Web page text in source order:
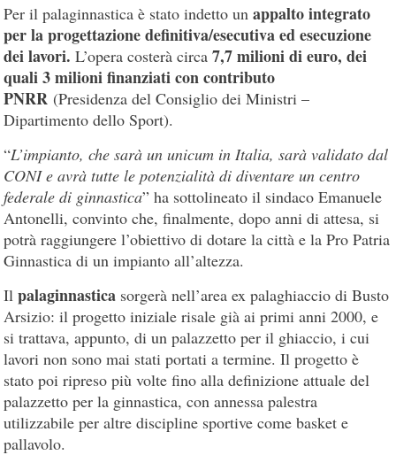
Per il palaginnastica è stato indetto unappalto integrato
per la progettazione definitiva/esecutiva ed esecuzione
dei lavori.L’opera costerà circa7,7 milioni di euro, dei
quali 3 milioni finanziati con contributo
PNRR (Presidenza del Consiglio dei Ministri –
Dipartimento dello Sport).
“L’impianto, che sarà un unicum in Italia, sarà validato dal
CONI e avrà tutte le potenzialità di diventare un centro
federale di ginnastica” ha sottolineato il sindaco Emanuele
Antonelli, convinto che, finalmente, dopo anni di attesa, si
potrà raggiungere l’obiettivo di dotare la città e la Pro Patria
Ginnastica di un impianto all’altezza.
Ilpalaginnastica sorgerà nell’area ex palaghiaccio di Busto
Arsizio: il progetto iniziale risale già ai primi anni 2000, e
si trattava, appunto, di un palazzetto per il ghiaccio, i cui
lavori non sono mai stati portati a termine. Il progetto è
stato poi ripreso più volte fino alla definizione attuale del
palazzetto per la ginnastica, con annessa palestra
utilizzabile per altre discipline sportive come basket e
pallavolo.